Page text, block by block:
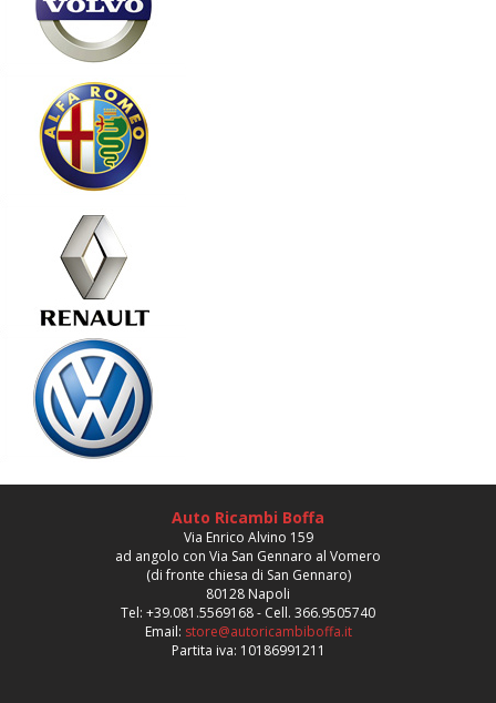
Auto Ricambi Boffa
Via Enrico Alvino 159
ad angolo con Via San Gennaro al Vomero
(di fronte chiesa di San Gennaro)
80128 Napoli
Tel: +39.081.5569168 - Cell. 366.9505740
Email: store@autoricambiboffa.it
Partita iva: 10186991211